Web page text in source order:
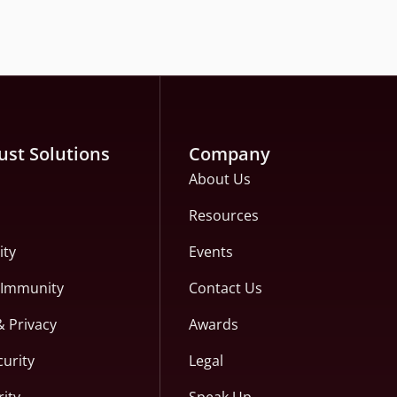
Solutions
Privacy
Company
About Us
Resources
Events
Contact Us
Awards
Legal